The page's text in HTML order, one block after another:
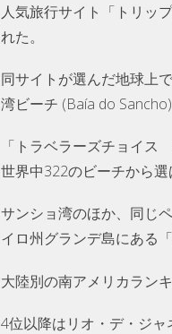
人気旅行サイト「トリッ
れた。
同サイトが選んだ地球上
湾ビーチ (Baía do
「トラベラーズチョイ
世界中322のビーチから選
サンショ湾のほか、同じ
イロ州グランデ島にある
大陸別の南アメリカラン
4位以降はリオ・デ・ジ